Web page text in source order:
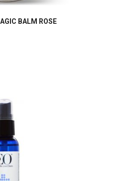
BALM ROSE